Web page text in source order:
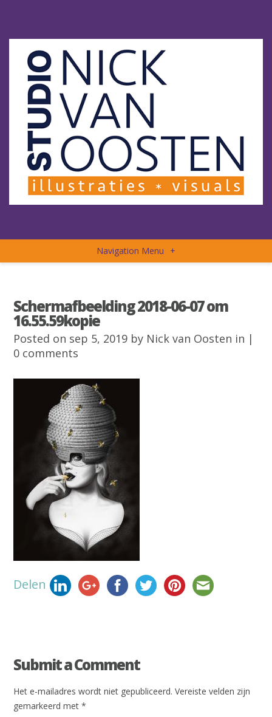
Navigation Menu +
Schermafbeelding 2018-06-07 om
16.55.59kopie
Posted on sep 5, 2019 by Nick van Oosten in |
0 comments
Delen
Submit a Comment
Het e-mailadres wordt niet gepubliceerd. Vereiste velden zijn
gemarkeerd met*